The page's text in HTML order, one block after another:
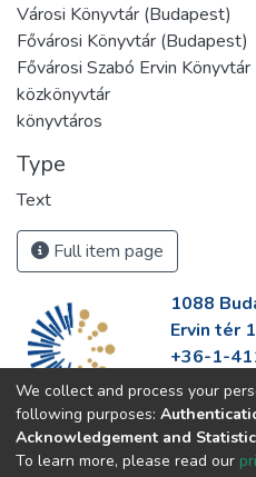
Városi Könyvtár (Budapest)
Fővárosi Könyvtár (Budapest)
Fővárosi Szabó Ervin
közkönyvtár
könyvtáros
Type
Text
Full item page
1088
Ervin tér
+36-1-
https://
We collect and process your
following purposes:
Acknowledgement and
To learn more, please read our